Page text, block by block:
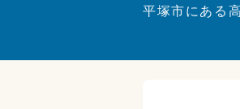
平塚市にある